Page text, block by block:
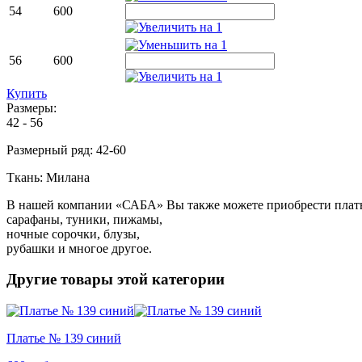
54 600
56 600
Купить
Размеры:
42 - 56
Размерный ряд: 42-60
Ткань: Милана
В нашей компании «САБА» Вы также можете приобрести
сарафаны, туники, пижамы,
ночные сорочки, блузы,
рубашки и многое другое.
Другие товары этой категории
Платье № 139 синий